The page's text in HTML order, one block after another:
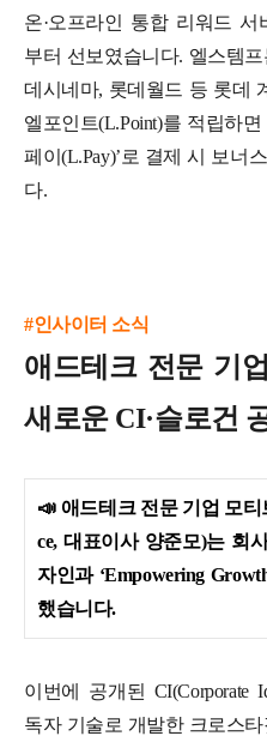
온·오프라인 통합 리워드 서
부터 선보였습니다. 엘스템
데시네마, 롯데월드 등 롯데
엘포인트(L.Point)를 적립하
페이(L.Pay)’로 결제 시 보너
다.
#인사이터 소식
애드테크 전문 기업
새로운 CI·슬로건
📣 애드테크 전문 기업 모
ce, 대표이사 양준모)는 회
자인과 ‘Empowering
했습니다.
이번에 공개된 CI(Corporate
독자 기술로 개발한 크로스